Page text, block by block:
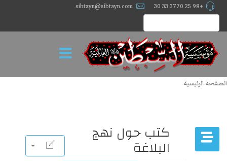
+98 25 3770 33 30
sibtayn@sibtayn.com
الصفحة الرئيسية
كتب حول نهج
البلاغة